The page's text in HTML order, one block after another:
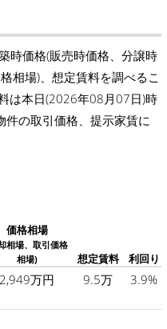
時価格(販売時価格、分譲時
相場)、想定賃料を調べるこ
は本日(2026年08月07日)時
件の取引価格、提示家賃に
価格相場
相場、取引価格
相場)
想定賃料 利回り
2,949万円 9.5万 3.9%